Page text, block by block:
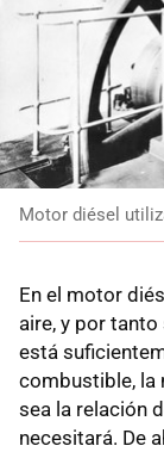
Motor diésel
En el motor
aire, y por
está
combustible, la
sea la relación
necesitará. De